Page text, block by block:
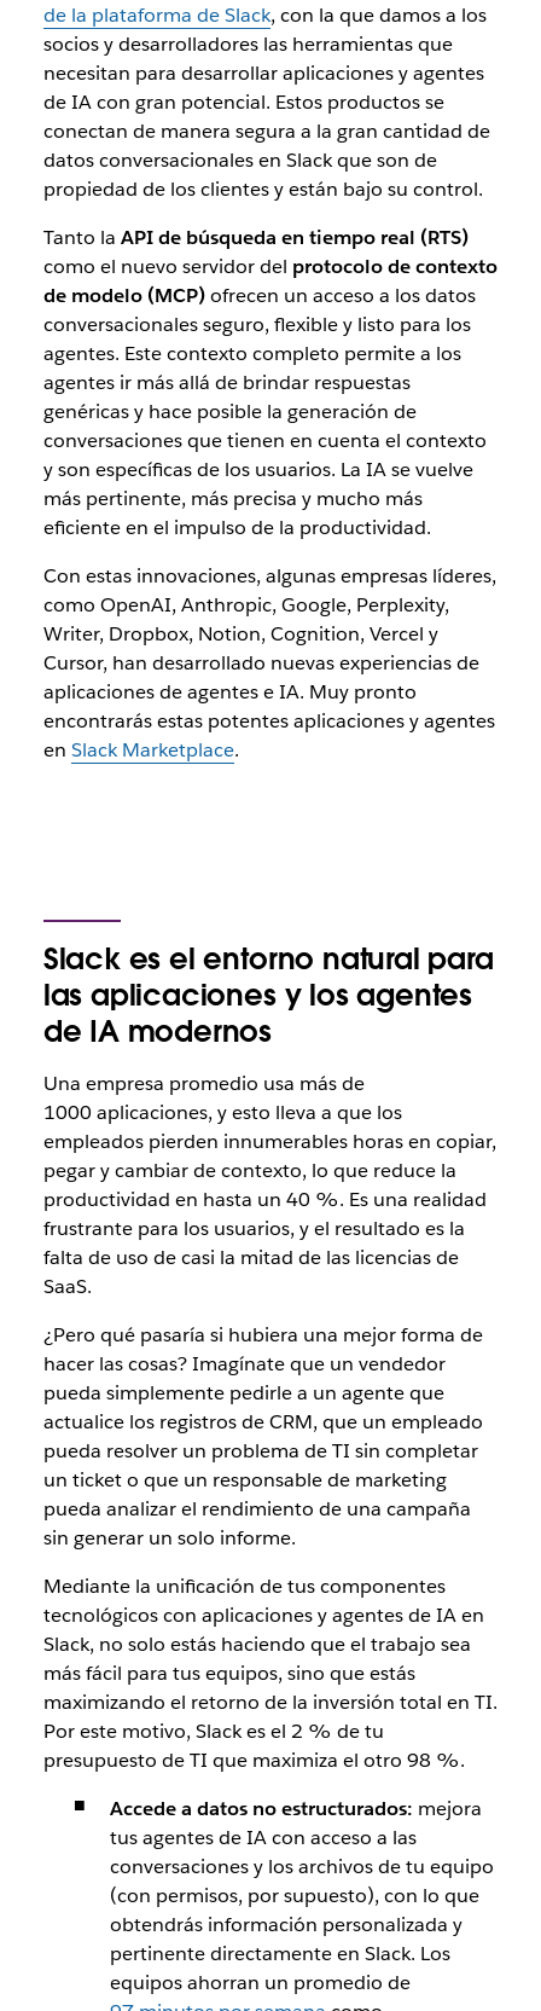
de la plataforma de Slack, con la que damos a los
socios y desarrolladores las herramientas que
necesitan para desarrollar aplicaciones y agentes
de IA con gran potencial. Estos productos se
conectan de manera segura a la gran cantidad de
datos conversacionales en Slack que son de
propiedad de los clientes y están bajo su control.
Tanto la API de búsqueda en tiempo real (RTS)
como el nuevo servidor del protocolo de contexto
de modelo (MCP)ofrecen un acceso a los datos
conversacionales seguro, flexible y listo para los
agentes. Este contexto completo permite a los
agentes ir más allá de brindar respuestas
genéricas y hace posible la generación de
conversaciones que tienen en cuenta el contexto
y son específicas de los usuarios. La IA se vuelve
más pertinente, más precisa y mucho más
eficiente en el impulso de la productividad.
Con estas innovaciones, algunas empresas líderes,
como OpenAI, Anthropic, Google, Perplexity,
Writer, Dropbox, Notion, Cognition, Vercel y
Cursor, han desarrollado nuevas experiencias de
aplicaciones de agentes e IA. Muy pronto
encontrarás estas potentes aplicaciones y agentes
en Slack Marketplace.
Slack es el entorno natural para
las aplicaciones y los agentes
de IA modernos
Una empresa promedio usa más de
1000 aplicaciones, y esto lleva a que los
empleados pierden innumerables horas en copiar,
pegar y cambiar de contexto, lo que reduce la
productividad en hasta un 40 %. Es una realidad
frustrante para los usuarios, y el resultado es la
falta de uso de casi la mitad de las licencias de
SaaS.
¿Pero qué pasaría si hubiera una mejor forma de
hacer las cosas? Imagínate que un vendedor
pueda simplemente pedirle a un agente que
actualice los registros de CRM, que un empleado
pueda resolver un problema de TI sin completar
un ticket o que un responsable de marketing
pueda analizar el rendimiento de una campaña
sin generar un solo informe.
Mediante la unificación de tus componentes
tecnológicos con aplicaciones y agentes de IA en
Slack, no solo estás haciendo que el trabajo sea
más fácil para tus equipos, sino que estás
maximizando el retorno de la inversión total en TI.
Por este motivo, Slack es el 2 % de tu
presupuesto de TI que maximiza el otro 98 %.
Accede a datos no estructurados: mejora
tus agentes de IA con acceso a las
conversaciones y los archivos de tu equipo
(con permisos, por supuesto), con lo que
obtendrás información personalizada y
pertinente directamente en Slack. Los
equipos ahorran un promedio de